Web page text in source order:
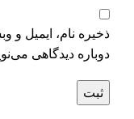
ذخیره نام، ایمیل و
دوباره دیدگاهی